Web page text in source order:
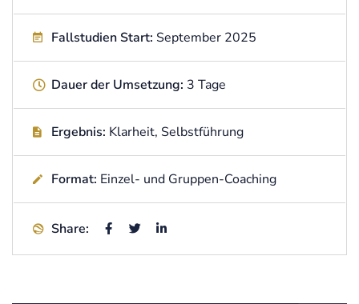
Fallstudien Start: September 2025
Dauer der Umsetzung: 3 Tage
Ergebnis: Klarheit, Selbstführung
Format: Einzel- und Gruppen-Coaching
Share: